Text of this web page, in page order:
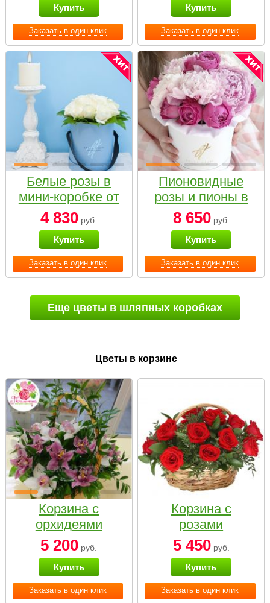
Заказать в один клик
Купить
Заказать в один клик
Купить
Заказать в один клик
Белые розы в
мини-коробке от
Bella Fiori
4 830 руб.
Купить
Заказать в один клик
Пионовидные
розы и пионы в
белой коробке
Small
8 650руб.
Купить
Еще цветы в шляпных коробках
Цветы в корзине
Заказать в один клик
Корзина с
орхидеями
малая
5 200 руб.
Купить
Заказать в один клик
Корзина с
розами
«Красный
Париж»
5 450руб.
Купить